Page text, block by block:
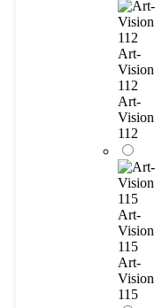
Art-
Vision
112
Art-
Vision
112
Art-
Vision
115
Art-
Vision
115